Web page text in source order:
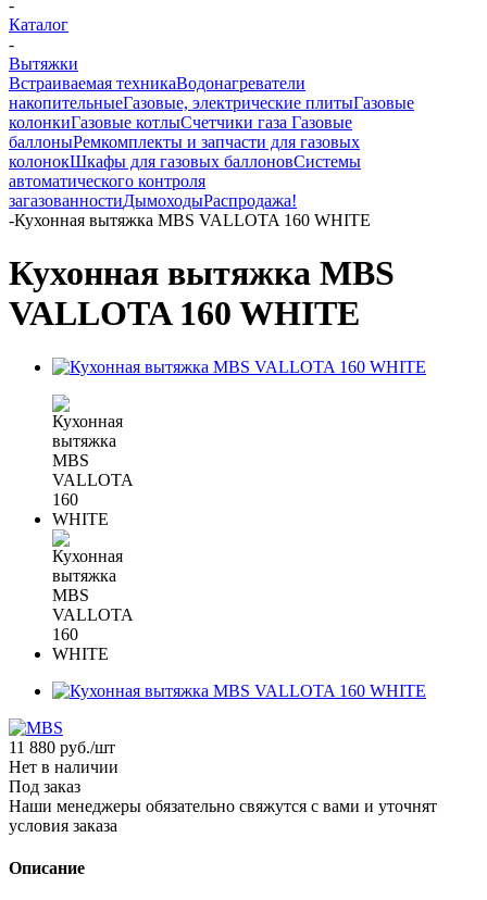
-
Каталог
-
Вытяжки
Встраиваемая техникаВодонагреватели
накопительныеГазовые, электрические плитыГазовые
колонкиГазовые котлыСчетчики газа Газовые
баллоныРемкомплекты и запчасти для газовых
колонокШкафы для газовых баллоновСистемы
автоматического контроля
загазованностиДымоходыРаспродажа!
-Кухонная вытяжка MBS VALLOTA 160 WHITE
Кухонная вытяжка MBS
VALLOTA 160 WHITE
11 880 руб./шт
Нет в наличии
Под заказ
Наши менеджеры обязательно свяжутся с вами и уточнят
условия заказа
Описание